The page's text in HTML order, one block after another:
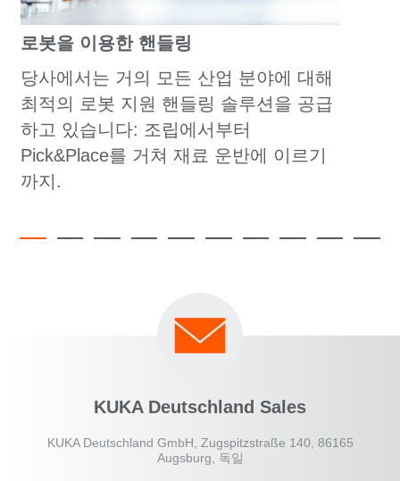
로봇을 이용한 핸들링
당사에서는 거의 모든 산업 분야에 대해
최적의 로봇 지원 핸들링 솔루션을 공급
하고 있습니다: 조립에서부터
Pick&Place를 거쳐 재료 운반에 이르기
까지.
KUKA Deutschland Sales
KUKA Deutschland GmbH, Zugspitzstraße 140, 86165
Augsburg, 독일